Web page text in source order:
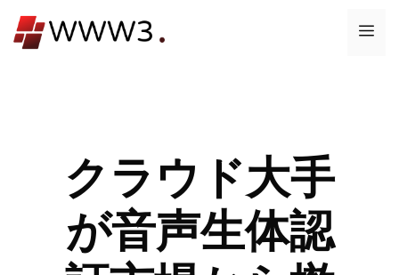
ン
メ
クラウド大手
が音声生体認